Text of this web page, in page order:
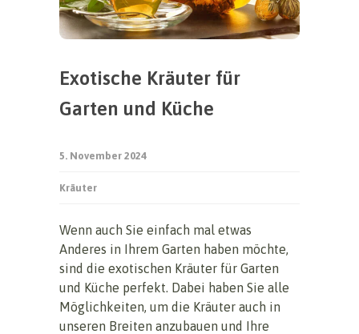
Exotische Kräuter für
Garten und Küche
5. November 2024
Kräuter
Wenn auch Sie einfach mal etwas
Anderes in Ihrem Garten haben möchte,
sind die exotischen Kräuter für Garten
und Küche perfekt. Dabei haben Sie alle
Möglichkeiten, um die Kräuter auch in
unseren Breiten anzubauen und Ihre